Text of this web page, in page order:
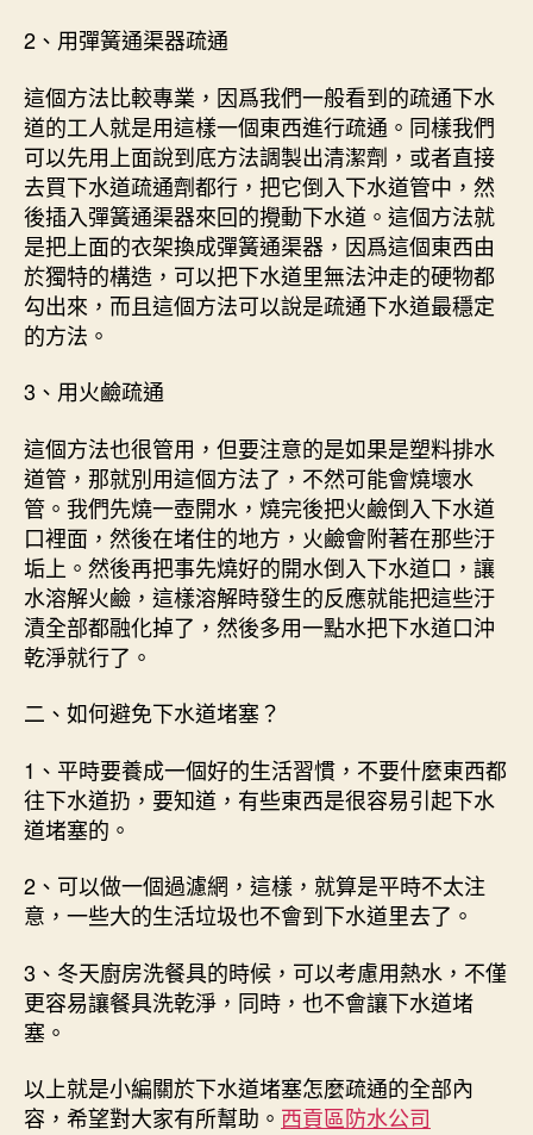
2、用彈簧通渠器疏通
這個方法比較專業，因爲我們一般看到的疏通下水
道的工人就是用這樣一個東西進行疏通。同樣我們
可以先用上面說到底方法調製出清潔劑，或者直接
去買下水道疏通劑都行，把它倒入下水道管中，然
後插入彈簧通渠器來回的攪動下水道。這個方法就
是把上面的衣架換成彈簧通渠器，因爲這個東西由
於獨特的構造，可以把下水道里無法沖走的硬物都
勾出來，而且這個方法可以說是疏通下水道最穩定
的方法。
3、用火鹼疏通
這個方法也很管用，但要注意的是如果是塑料排水
道管，那就別用這個方法了，不然可能會燒壞水
管。我們先燒一壺開水，燒完後把火鹼倒入下水道
口裡面，然後在堵住的地方，火鹼會附著在那些汙
垢上。然後再把事先燒好的開水倒入下水道口，讓
水溶解火鹼，這樣溶解時發生的反應就能把這些汙
漬全部都融化掉了，然後多用一點水把下水道口沖
乾淨就行了。
二、如何避免下水道堵塞？
1、平時要養成一個好的生活習慣，不要什麼東西都
往下水道扔，要知道，有些東西是很容易引起下水
道堵塞的。
2、可以做一個過濾網，這樣，就算是平時不太注
意，一些大的生活垃圾也不會到下水道里去了。
3、冬天廚房洗餐具的時候，可以考慮用熱水，不僅
更容易讓餐具洗乾淨，同時，也不會讓下水道堵
塞。
以上就是小編關於下水道堵塞怎麼疏通的全部內
容，希望對大家有所幫助。 西貢區防水公司